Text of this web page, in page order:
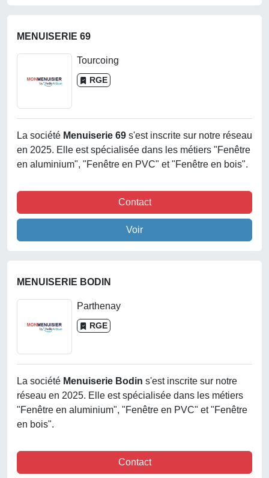
MENUISERIE 69
Tourcoing
RGE
La société Menuiserie 69 s'est inscrite sur notre réseau
en 2025. Elle est spécialisée dans les métiers "Fenêtre
en aluminium", "Fenêtre en PVC" et "Fenêtre en bois".
Contact
Voir
MENUISERIE BODIN
Parthenay
RGE
La société Menuiserie Bodin s'est inscrite sur notre
réseau en 2025. Elle est spécialisée dans les métiers
"Fenêtre en aluminium", "Fenêtre en PVC" et "Fenêtre
en bois".
Contact